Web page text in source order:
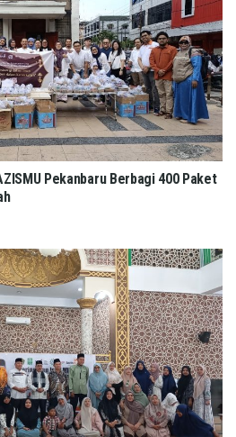
Pekanbaru Berbagi 400 Paket